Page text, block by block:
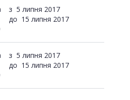
з 5 липня 2017
до 15 липня 2017
з 5 липня 2017
до 15 липня 2017